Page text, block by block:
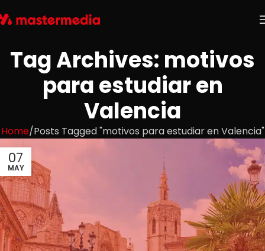
Tag Archives: motivos
para estudiar en
Valencia
Home Posts Tagged "motivos para estudiar en Valencia"
07
MAY